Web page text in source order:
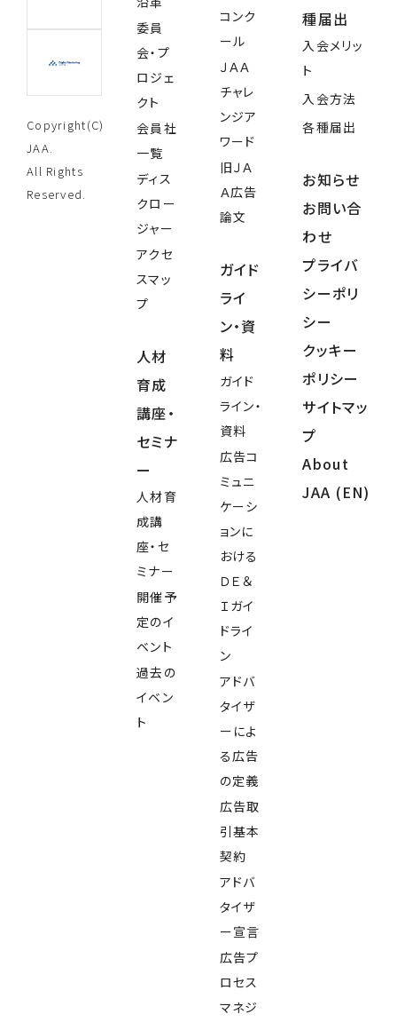
Copyright(C)
JAA.
All Rights
Reserved.
委員
会・プ
ロジェ
クト
会員社
一覧
ディス
クロー
ジャー
アクセ
スマッ
プ
人材
育成
講座・
セミナ
ー
人材育
成講
座・セ
ミナー
開催予
定のイ
ベント
過去の
イベン
ト
コンク
ール
ＪＡＡ
チャレ
ンジア
ワード
旧ＪＡ
Ａ広告
論文
ガイド
ライ
ン・資
料
ガイド
ライン・
資料
広告コ
ミュニ
ケーシ
ョンに
おける
ＤＥ＆
Ｉガイ
ドライ
ン
アドバ
タイザ
ーによ
る広告
の定義
広告取
引基本
契約
アドバ
タイザ
ー宣言
広告プ
ロセス
マネジ
種届出
入会メリッ
ト
入会方法
各種届出
お知らせ
お問い合
わせ
プライバ
シーポリ
シー
クッキー
ポリシー
サイトマッ
プ
About
JAA (EN)